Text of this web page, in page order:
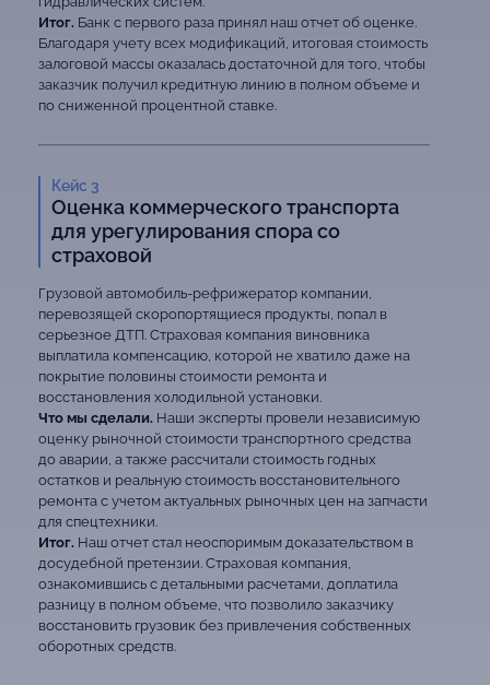
Итог.Банк с первого раза принял наш отчет об оценке.
Благодаря учету всех модификаций, итоговая стоимость
залоговой массы оказалась достаточной для того, чтобы
заказчик получил кредитную линию в полном объеме и
по сниженной процентной ставке.
Кейс 3
Оценка коммерческого транспорта
для урегулирования спора со
страховой
Грузовой автомобиль-рефрижератор компании,
перевозящей скоропортящиеся продукты, попал в
серьезное ДТП. Страховая компания виновника
выплатила компенсацию, которой не хватило даже на
покрытие половины стоимости ремонта и
восстановления холодильной установки.
Что мы сделали.Наши эксперты провели независимую
оценку рыночной стоимости транспортного средства
до аварии, а также рассчитали стоимость годных
остатков и реальную стоимость восстановительного
ремонта с учетом актуальных рыночных цен на запчасти
для спецтехники.
Итог.Наш отчет стал неоспоримым доказательством в
досудебной претензии. Страховая компания,
ознакомившись с детальными расчетами, доплатила
разницу в полном объеме, что позволило заказчику
восстановить грузовик без привлечения собственных
оборотных средств.